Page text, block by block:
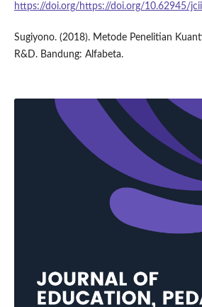
https://doi.org/https://doi.org/10.62945/
Sugiyono. (2018). Metode Penelitian
R&D. Bandung: Alfabeta.